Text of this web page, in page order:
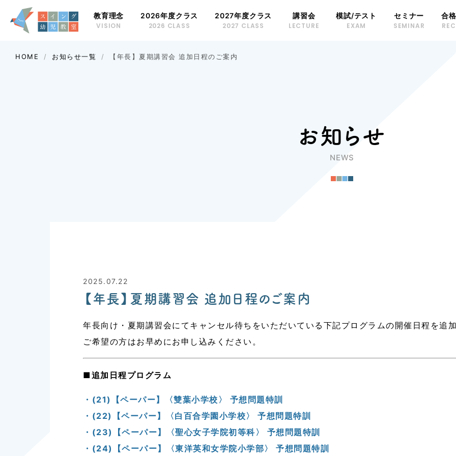
教育理念
VISION
2026年度クラス
2026 CLASS
年長クラス
2027年度クラス
2027 CLASS
講習会
LECTURE
模試/テスト
EXAM
セミナー
SEMINAR
合
HOME お知らせ一覧 【年長】夏期講習会 追加日程のご案内
お知らせ
NEWS
2025.07.22
【年長】夏期講習会 追加日程のご案内
年長向け・夏期講習会にてキャンセル待ちをいただいている下記プログラムの開催日程を追加
ご希望の方はお早めにお申し込みください。
■追加日程プログラム
・(21)【ペーパー】〈雙葉小学校〉 予想問題特訓
・(22)【ペーパー】〈白百合学園小学校〉 予想問題特訓
・(23)【ペーパー】〈聖心女子学院初等科〉 予想問題特訓
・(24)【ペーパー】〈東洋英和女学院小学部〉 予想問題特訓